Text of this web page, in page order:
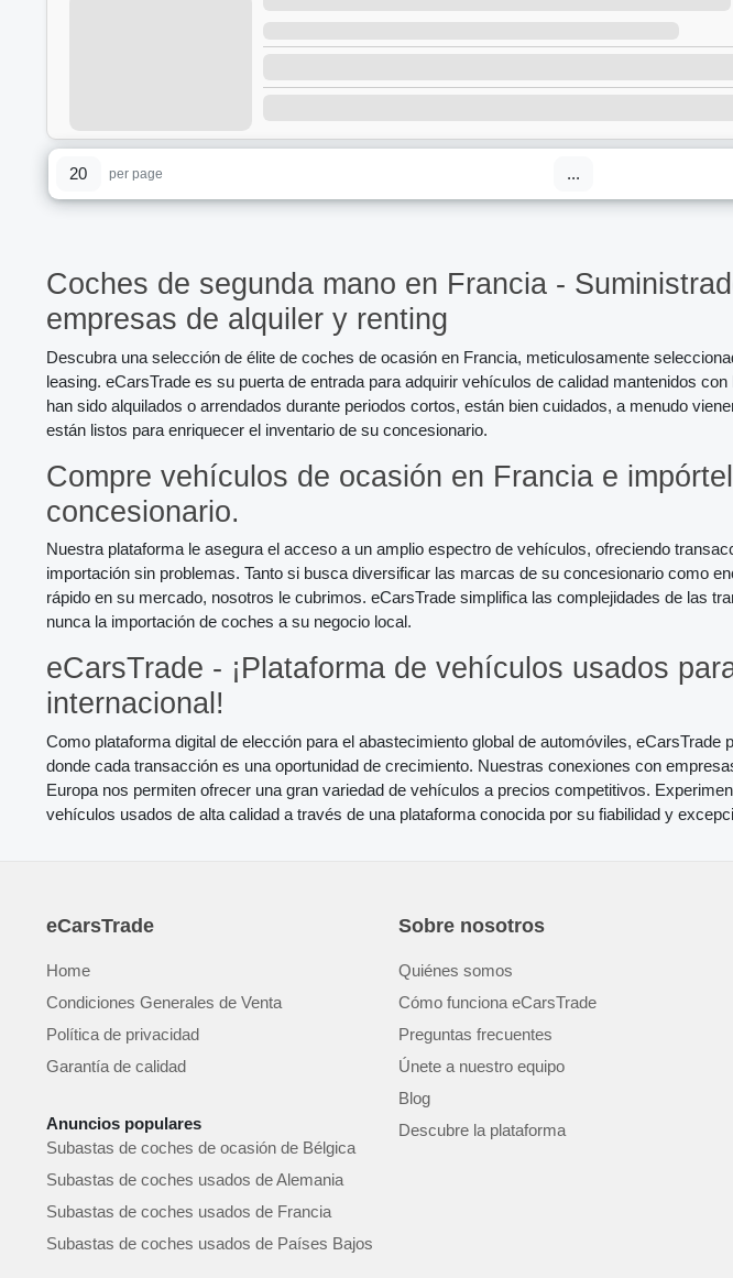
20 per page ...
Coches de segunda mano en Francia -
empresas de alquiler y renting
Descubra una selección de élite de coches de ocasión en Francia, meticulosamente
leasing. eCarsTrade es su puerta de entrada para adquirir vehículos de calidad mantenidos
han sido alquilados o arrendados durante periodos cortos, están bien cuidados, a menudo
están listos para enriquecer el inventario de su concesionario.
Compre vehículos de ocasión en Francia e
concesionario.
Nuestra plataforma le asegura el acceso a un amplio espectro de vehículos, ofreciendo
importación sin problemas. Tanto si busca diversificar las marcas de su concesionario como
rápido en su mercado, nosotros le cubrimos. eCarsTrade simplifica las complejidades de las
nunca la importación de coches a su negocio local.
eCarsTrade - ¡Plataforma de vehículos usados
internacional!
Como plataforma digital de elección para el abastecimiento global de automóviles,
donde cada transacción es una oportunidad de crecimiento. Nuestras conexiones con
Europa nos permiten ofrecer una gran variedad de vehículos a precios competitivos.
vehículos usados de alta calidad a través de una plataforma conocida por su fiabilidad y
eCarsTrade
Home
Condiciones Generales de Venta
Política de privacidad
Garantía de calidad
Anuncios populares
Subastas de coches de ocasión de Bélgica
Subastas de coches usados de Alemania
Subastas de coches usados de Francia
Subastas de coches usados de Países Bajos
Sobre nosotros
Quiénes somos
Cómo funciona eCarsTrade
Preguntas frecuentes
Únete a nuestro equipo
Blog
Descubre la plataforma